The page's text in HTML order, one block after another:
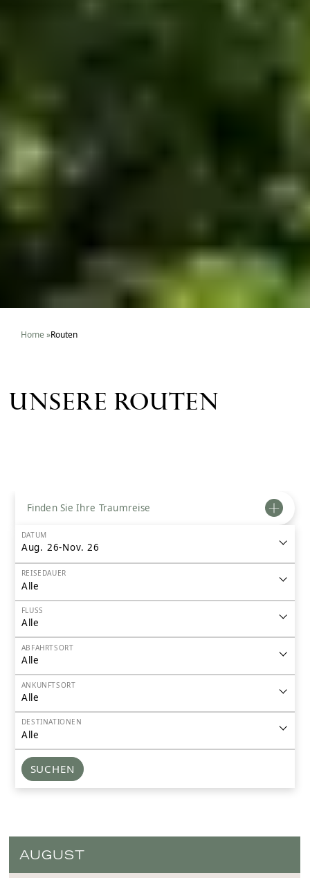
Home »Routen
UNSERE ROUTEN
Finden Sie Ihre Traumreise
DATUM
Aug. 26-Nov. 26
REISEDAUER
Alle
FLUSS
Alle
ABFAHRTSORT
Alle
ANKUNFTSORT
Alle
DESTINATIONEN
Alle
SUCHEN
AUGUST